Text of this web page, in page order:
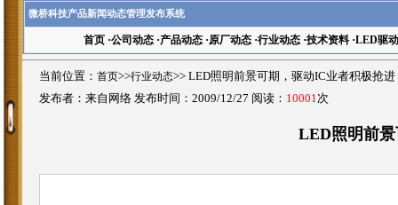
微桥科技产品新闻动态管理发布系统
首页·公司动态·产品动态·原厂动态·行业动态·技术资料·LED驱动
当前位置： 首页>>行业动态>> LED照明前景可期，驱动IC业者积极抢
发布者：来自网络 发布时间：2009/12/27 阅读： 10001 次
LED照明前